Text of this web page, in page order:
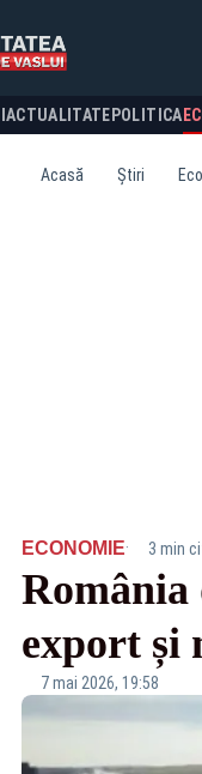
ACTUALITATE POLITICA
Acasă Știri
ECONOMIE· 3 min
export și
7 mai 2026, 19:58